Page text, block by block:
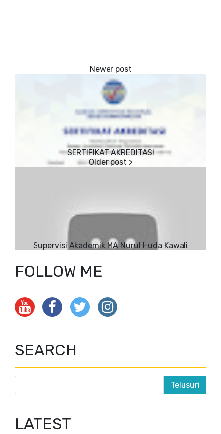
SERTIFIKAT AKREDITASI
Supervisi Akademik MA Nurul Huda Kawali
FOLLOW ME
SEARCH
LATEST